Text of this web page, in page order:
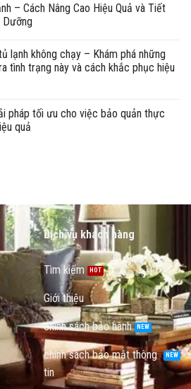
– Cách Nâng Cao Hiệu Quả và Tiết
Dưỡng
lạnh không chạy – Khám phá những
tình trạng này và cách khắc phục hiệu
pháp tối ưu cho việc bảo quản thực
quả
Dịch vụ khách hàng
Tìm kiếm
Giới thiệu
chính sách bảo hành
chính sách bảo mật thông
tin